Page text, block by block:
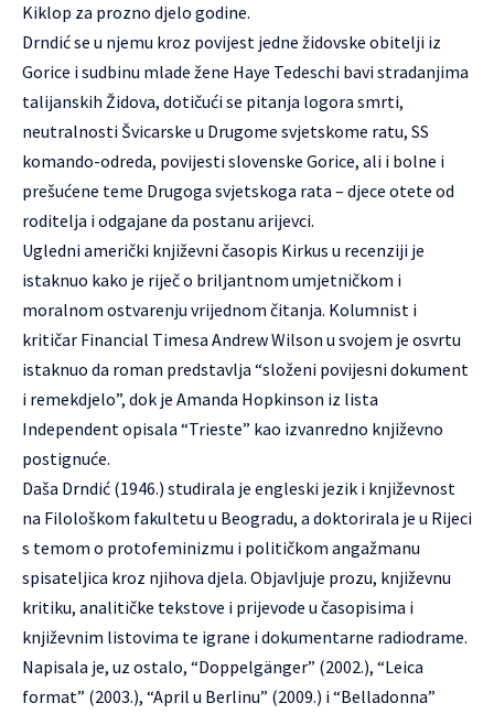
Kiklop za prozno djelo godine.
Drndić se u njemu kroz povijest jedne židovske obitelji iz
Gorice i sudbinu mlade žene Haye Tedeschi bavi stradanjima
talijanskih Židova, dotičući se pitanja logora smrti,
neutralnosti Švicarske u Drugome svjetskome ratu, SS
komando-odreda, povijesti slovenske Gorice, ali i bolne i
prešućene teme Drugoga svjetskoga rata – djece otete od
roditelja i odgajane da postanu arijevci.
Ugledni američki književni časopis Kirkus u recenziji je
istaknuo kako je riječ o briljantnom umjetničkom i
moralnom ostvarenju vrijednom čitanja. Kolumnist i
kritičar Financial Timesa Andrew Wilson u svojem je osvrtu
istaknuo da roman predstavlja “složeni povijesni dokument
i remekdjelo”, dok je Amanda Hopkinson iz lista
Independent opisala “Trieste” kao izvanredno književno
postignuće.
Daša Drndić (1946.) studirala je engleski jezik i književnost
na Filološkom fakultetu u Beogradu, a doktorirala je u Rijeci
s temom o protofeminizmu i političkom angažmanu
spisateljica kroz njihova djela. Objavljuje prozu, književnu
kritiku, analitičke tekstove i prijevode u časopisima i
književnim listovima te igrane i dokumentarne radiodrame.
Napisala je, uz ostalo, “Doppelgänger” (2002.), “Leica
format” (2003.), “April u Berlinu” (2009.) i “Belladonna”